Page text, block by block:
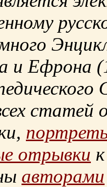
и Ефрона
статей
отрывки
авторами